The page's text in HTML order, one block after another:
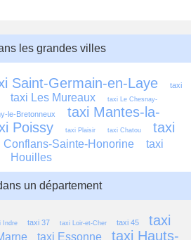
les grandes villes
Saint-Germain-en-Laye
taxi
taxi Les Mureaux taxi Le Chesnay-
le-Bretonneux
taxi Mantes-la-
Poissy taxi Plaisir taxi Chatou
taxi
Conflans-Sainte-Honorine
taxi
Houilles
un département
Indre taxi 37 taxi Loir-et-Cher taxi 45
taxi
taxi Essonne taxi Hauts-